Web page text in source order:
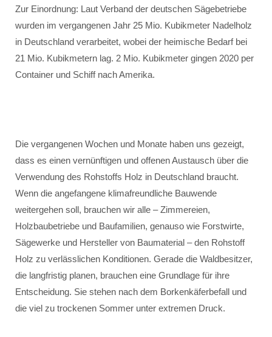
Zur Einordnung: Laut Verband der deutschen Sägebetriebe
wurden im vergangenen Jahr 25 Mio. Kubikmeter Nadelholz
in Deutschland verarbeitet, wobei der heimische Bedarf bei
21 Mio. Kubikmetern lag. 2 Mio. Kubikmeter gingen 2020 per
Container und Schiff nach Amerika.
Die vergangenen Wochen und Monate haben uns gezeigt,
dass es einen vernünftigen und offenen Austausch über die
Verwendung des Rohstoffs Holz in Deutschland braucht.
Wenn die angefangene klimafreundliche Bauwende
weitergehen soll, brauchen wir alle – Zimmereien,
Holzbaubetriebe und Baufamilien, genauso wie Forstwirte,
Sägewerke und Hersteller von Baumaterial – den Rohstoff
Holz zu verlässlichen Konditionen. Gerade die Waldbesitzer,
die langfristig planen, brauchen eine Grundlage für ihre
Entscheidung. Sie stehen nach dem Borkenkäferbefall und
die viel zu trockenen Sommer unter extremen Druck.